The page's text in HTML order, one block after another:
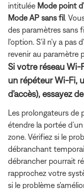
intitulée Mode point
Mode AP sans fil .
des paramètres sans
l'option. S'il n'y a pas
revenir au paramètre
Si votre réseau
un répéteur Wi-Fi,
d'accès), essayez
Les prolongateurs de
étendre la portée
zone. Vérifiez si le
débranchant
débrancher pourrait
rapprochez votre
si le problème